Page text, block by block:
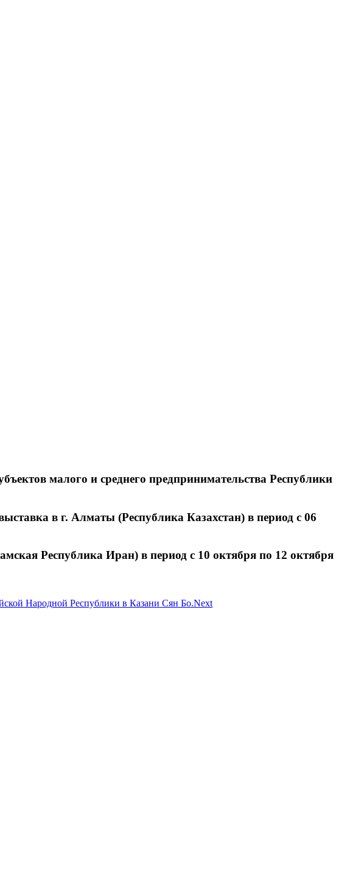
малого и среднего предпринимательства Республики
в г. Алматы (Республика Казахстан) в период с 06
Республика Иран) в период с 10 октября по 12 октября
Народной Республики в Казани Сян Бо.Next